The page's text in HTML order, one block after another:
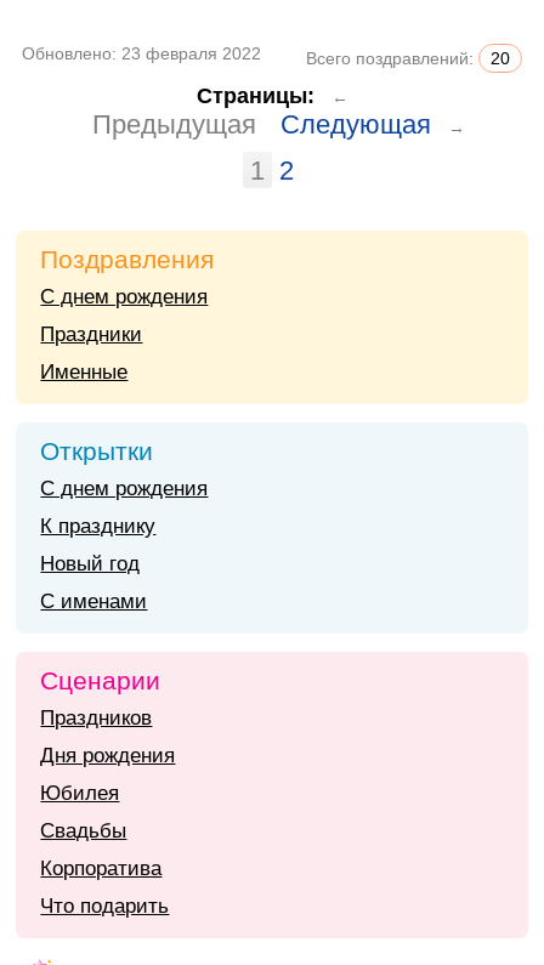
Обновлено: 23 февраля 2022 Всего поздравлений: 20
Страницы: ←
Предыдущая Следующая →
1 2
Поздравления
С днем рождения
Праздники
Именные
Открытки
С днем рождения
К празднику
Новый год
С именами
Сценарии
Праздников
Дня рождения
Юбилея
Свадьбы
Корпоратива
Что подарить